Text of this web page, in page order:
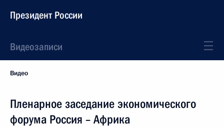
Президент России
Видеозаписи
Видео
Пленарное заседание экономического
форума Россия – Африка